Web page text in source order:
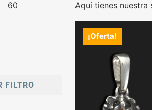
Price
Price
FILTRO
Aquí tienes
¡Oferta!